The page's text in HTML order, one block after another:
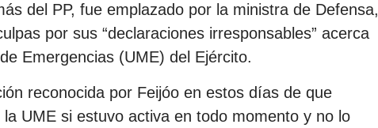
del PP, fue emplazado por la ministra de Defensa,
por sus “declaraciones irresponsables” acerca
Emergencias (UME) del Ejército.
reconocida por Feijóo en estos días de que
UME si estuvo activa en todo momento y no lo